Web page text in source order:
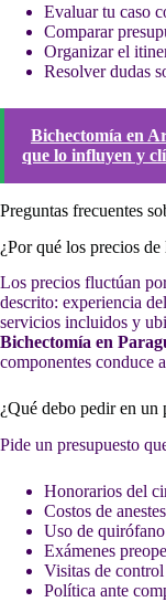
Evaluar tu caso
Comparar
Organizar el
Resolver dudas
Bichectomía en
que lo influyen y
Preguntas frecuentes
¿Por qué los precios
Los precios fluctúan
descrito: experiencia
servicios incluidos y
Bichectomía en
componentes conduce
¿Qué debo pedir en un
Pide un presupuesto
Honorarios del
Costos de
Uso de
Exámenes
Visitas de
Política ante